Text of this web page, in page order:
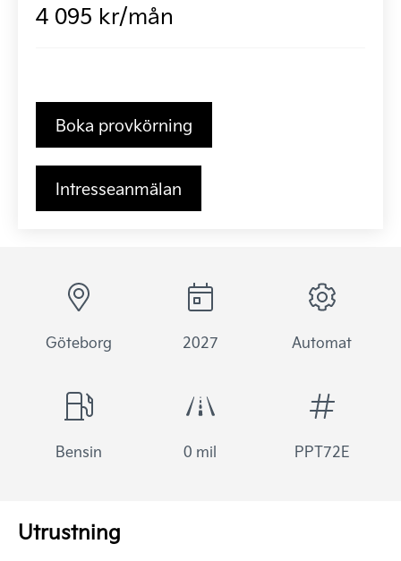
4 095 kr/mån
Boka provkörning
Intresseanmälan
Göteborg 2027 Automat
Bensin 0 mil PPT72E
Utrustning